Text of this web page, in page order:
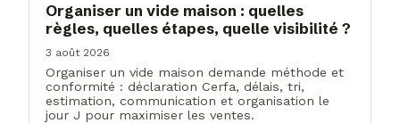
Organiser un vide maison : quelles
règles, quelles étapes, quelle visibilité ?
3 août 2026
Organiser un vide maison demande méthode et
conformité : déclaration Cerfa, délais, tri,
estimation, communication et organisation le
jour J pour maximiser les ventes.